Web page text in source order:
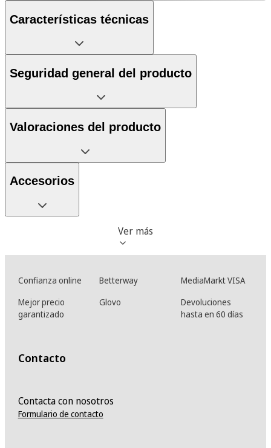
Características técnicas
Seguridad general del producto
Valoraciones del producto
Accesorios
Ver más
Confianza online Betterway
MediaMarkt VISA
Mejor precio
garantizado
Glovo
Devoluciones
hasta en 60 días
Contacto
Contacta con nosotros
Formulario de contacto